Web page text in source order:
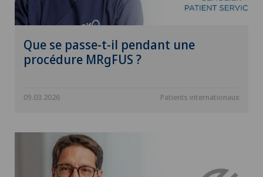
Que se passe-t-il pendant une
procédure MRgFUS ?
09.03.2026 Patients internationaux